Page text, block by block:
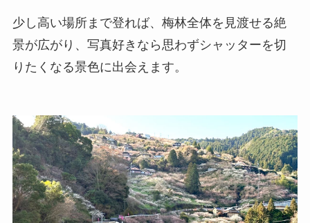
少し高い場所まで登れば、梅林全体を見渡せる絶
景が広がり、写真好きなら思わずシャッターを切
りたくなる景色に出会えます。